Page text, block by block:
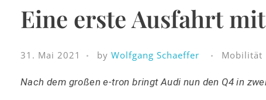
Eine erste Ausfahrt
31. Mai 2021 by Wolfgang Schaeffer Mobilität
Nach dem großen e-tron bringt Audi nun den Q4 in